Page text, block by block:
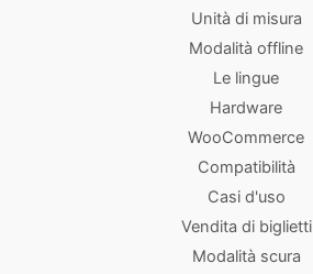
Unità di misura
Modalità offline
Le lingue
Hardware
WooCommerce
Compatibilità
Casi d'uso
Vendita di biglietti
Modalità scura